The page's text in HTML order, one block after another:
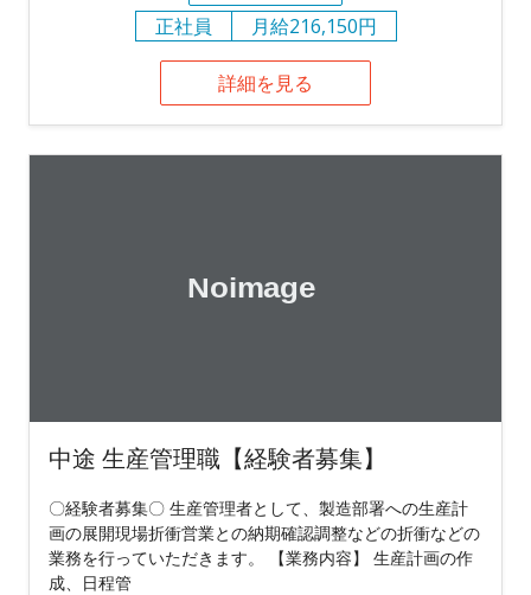
正社員
月給216,150円
詳細を見る
中途 生産管理職【経験者募集】
〇経験者募集〇 生産管理者として、製造部署への生産計
画の展開現場折衝営業との納期確認調整などの折衝などの
業務を行っていただきます。 【業務内容】 生産計画の作
成、日程管